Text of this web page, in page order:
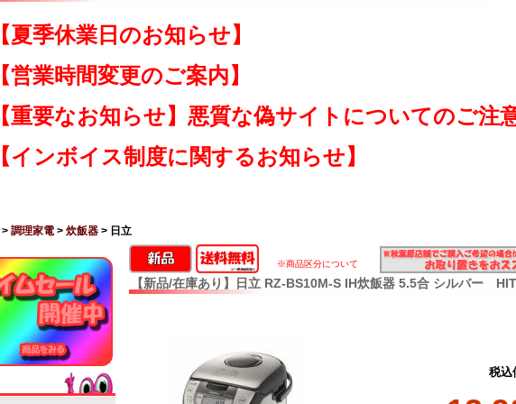
【夏季休業日のお知らせ】
【営業時間変更のご案内】
【重要なお知らせ】悪質な偽サイトについてのご注
【インボイス制度に関するお知らせ】
> 調理家電 > 炊飯器 > 日立
※商品区分について
【新品/在庫あり】日立 RZ-BS10M-S IH炊飯器 5.5合 シルバー
税込